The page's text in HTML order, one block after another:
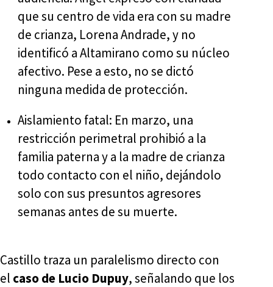
que su centro de vida era con su madre
de crianza, Lorena Andrade, y no
identificó a Altamirano como su núcleo
afectivo. Pese a esto, no se dictó
ninguna medida de protección.
Aislamiento fatal: En marzo, una
restricción perimetral prohibió a la
familia paterna y a la madre de crianza
todo contacto con el niño, dejándolo
solo con sus presuntos agresores
semanas antes de su muerte.
Castillo traza un paralelismo directo con
el caso de Lucio Dupuy, señalando que los